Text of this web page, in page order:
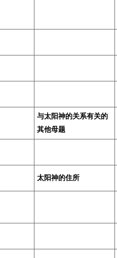
与太阳神的关系有关的
其他母题
太阳神的住所